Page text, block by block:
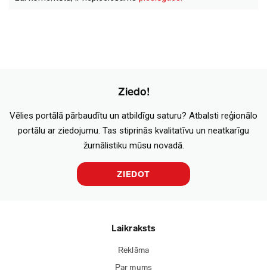
Ziedo!
Vēlies portālā pārbaudītu un atbildīgu saturu? Atbalsti reģionālo
portālu ar ziedojumu. Tas stiprinās kvalitatīvu un neatkarīgu
žurnālistiku mūsu novadā.
ZIEDOT
Laikraksts
Reklāma
Par mums